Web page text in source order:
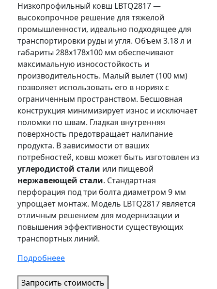
Низкопрофильный ковш LBTQ2817 —
высокопрочное решение для тяжелой
промышленности, идеально подходящее для
транспортировки руды и угля. Объем 3.18 л и
габариты 288x178x100 мм обеспечивают
максимальную износостойкость и
производительность. Малый вылет (100 мм)
позволяет использовать его в нориях с
ограниченным пространством. Бесшовная
конструкция минимизирует износ и исключает
поломки по швам. Гладкая внутренняя
поверхность предотвращает налипание
продукта. В зависимости от ваших
потребностей, ковш может быть изготовлен из
углеродистой стали или пищевой
нержавеющей стали. Стандартная
перфорация под три болта диаметром 9 мм
упрощает монтаж. Модель LBTQ2817 является
отличным решением для модернизации и
повышения эффективности существующих
транспортных линий.
Подробнеее
Запросить стоимость